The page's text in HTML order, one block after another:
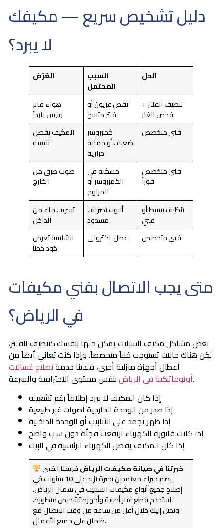
دليل تشخيص سريع — مكيفك
لا يبرد؟
العَرَض السبب
المحتمل
الحل
هواء فاتر
وليس بارداً
نقص فريون أو
فلتر متسخ
تنظيف الفلتر +
فحص الغاز
المكيف يفصل
نفسه
كمبروسر
ضعيف أو حماية
حرارية
فني متخصص
صوت طرق من
الخارج
مشكلة في
الكمبروسر أو
المراوح
فني متخصص
فوراً
تسريب ماء من
الداخل
أنبوب تصريف
مسدود
تنظيف بسيط أو
فني
الشاشة تعرض
كود خطأ
عطل إلكتروني فني متخصص
متى يجب الاتصال بفني مكيفات
في الرياض؟
بعض مشاكل مكيف السبليت يمكن حلها بنفسك كتنظيف الفلتر،
لكن هناك حالات تستوجب فنياً متخصصاً. وإذا كنت تعاني أيضاً من
أعطال أجهزة منزلية أخرى، فلدينا خدمةتصليح غسالات
أوتوماتيكية في الرياضبنفس مستوى الاحترافية والسرعة.
إذا كان المكيف لا يبرد إطلاقاً رغم تشغيله
إذا صدر من الوحدة الخارجية أصوات غير طبيعية
إذا ظهر تجمد على الأنابيب أو الوحدة الداخلية
إذا كانت فاتورة الكهرباء ارتفعت فجأة دون سبب واضح
إذا كان المكيف يفصل الكهرباء الرئيسية في البيت
خبرتنا في صيانة مكيفات الرياضفريقنا الفني
يضم خبراء معتمدين بخبرة تزيد على 10 سنوات في
إصلاح جميع أنواع مكيفات السبليت في شمال الرياض.
نستخدم قطع غيار أصلية وأجهزة تشخيص متطورة،
ونصل إليك خلال أقل من ساعة من وقت الاتصال مع
ضمان على جميع الأعمال.